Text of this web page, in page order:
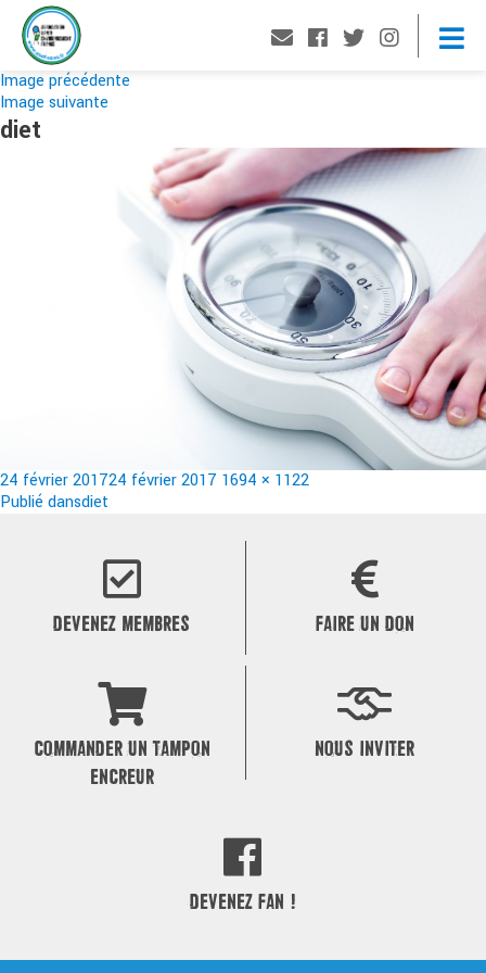
Image précédente
Image suivante
diet
Publié
le
24 février 201724 février 2017 Taille
1694 × 1122
Navigation
Publié dansdiet
DEVENEZ MEMBRES FAIRE UN DON
COMMANDER UN TAMPON
ENCREUR
NOUS INVITER
DEVENEZ FAN !